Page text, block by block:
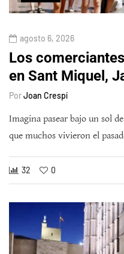
agosto 6, 2026
Los
en Sant Miquel,
PorJoan Crespí
Imagina pasear bajo un sol
que muchos vivieron el
32 0